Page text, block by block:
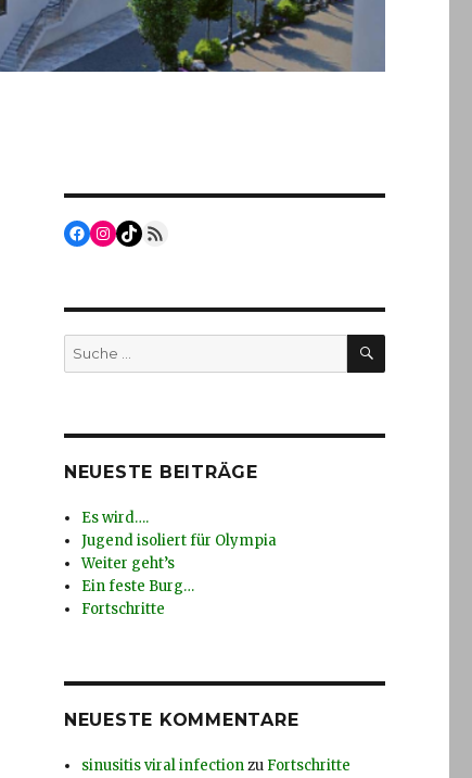
Facebook
Instagram
TikTok
RSS Feed
Suche
nach:
SUCHEN
NEUESTE BEITRÄGE
Es wird….
Jugend isoliert für Olympia
Weiter geht’s
Ein feste Burg…
Fortschritte
NEUESTE KOMMENTARE
sinusitis viral infectionzu Fortschritte